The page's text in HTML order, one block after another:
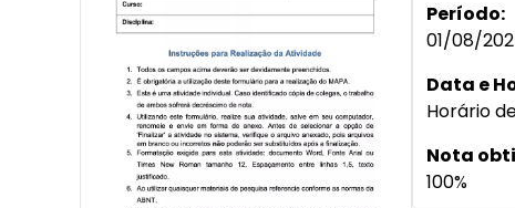
Período:
01/08/
Data e
Horário
Nota
100%